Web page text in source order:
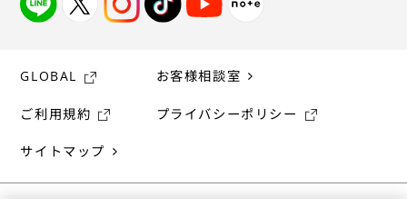
GLOBAL お客様相談室
ご利用規約 プライバシーポリシー
サイトマップ